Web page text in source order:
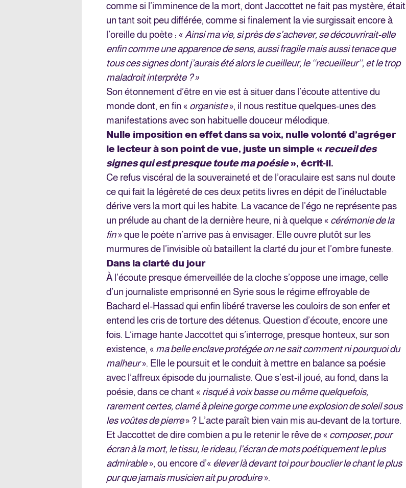
comme si l’imminence de la mort, dont Jaccottet ne fait pas mystère, était
un tant soit peu différée, comme si finalement la vie surgissait encore à
l’oreille du poète : « Ainsi ma vie, si près de s’achever, se découvrirait-elle
enfin comme une apparence de sens, aussi fragile mais aussi tenace que
tous ces signes dont j’aurais été alors le cueilleur, le ‘‘recueilleur’’, et le trop
maladroit interprète ? »
Son étonnement d’être en vie est à situer dans l’écoute attentive du
monde dont, en fin « organiste», il nous restitue quelques-unes des
manifestations avec son habituelle douceur mélodique.
Nulle imposition en effet dans sa voix, nulle volonté d’agréger
le lecteur à son point de vue, juste un simple « recueil des
signes qui est presque toute ma poésie», écrit-il.
Ce refus viscéral de la souveraineté et de l’oraculaire est sans nul doute
ce qui fait la légèreté de ces deux petits livres en dépit de l’inéluctable
dérive vers la mort qui les habite. La vacance de l’égo ne représente pas
un prélude au chant de la dernière heure, ni à quelque « cérémonie de la
fin» que le poète n’arrive pas à envisager. Elle ouvre plutôt sur les
murmures de l’invisible où bataillent la clarté du jour et l’ombre funeste.
Dans la clarté du jour
À l’écoute presque émerveillée de la cloche s’oppose une image, celle
d’un journaliste emprisonné en Syrie sous le régime effroyable de
Bachard el-Hassad qui enfin libéré traverse les couloirs de son enfer et
entend les cris de torture des détenus. Question d’écoute, encore une
fois. L’image hante Jaccottet qui s’interroge, presque honteux, sur son
existence, « ma belle enclave protégée on ne sait comment ni pourquoi du
malheur». Elle le poursuit et le conduit à mettre en balance sa poésie
avec l’affreux épisode du journaliste. Que s’est-il joué, au fond, dans la
poésie, dans ce chant « risqué à voix basse ou même quelquefois,
rarement certes, clamé à pleine gorge comme une explosion de soleil sous
les voûtes de pierre» ? L’acte paraît bien vain mis au-devant de la torture.
Et Jaccottet de dire combien a pu le retenir le rêve de « composer, pour
écran à la mort, le tissu, le rideau, l’écran de mots poétiquement le plus
admirable», ou encore d’« élever là devant toi pour bouclier le chant le plus
pur que jamais musicien ait pu produire».